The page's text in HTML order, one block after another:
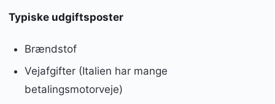
Typiske udgiftsposter
Brændstof
Vejafgifter (Italien har mange
betalingsmotorveje)